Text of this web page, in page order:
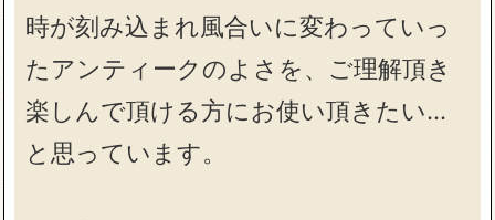
時が刻み込まれ風合いに変わっていっ
たアンティークのよさを、ご理解頂き
楽しんで頂ける方にお使い頂きたい…
と思っています。